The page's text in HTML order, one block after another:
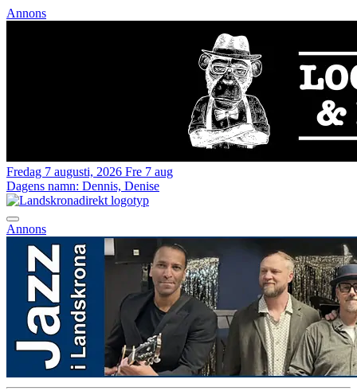
Annons
Fredag 7 augusti, 2026 Fre 7 aug
Dagens namn: Dennis, Denise
Annons